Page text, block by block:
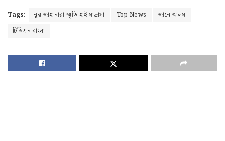
Tags: নূর জাহানারা স্মৃতি হাই মাদ্রাসা Top News
জানে আলম
টিডিএন বাংলা